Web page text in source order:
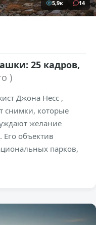
5,9к 14
25 кадров,
)
Джона Несс ,
снимки, которые
желание
Его объектив
парков,